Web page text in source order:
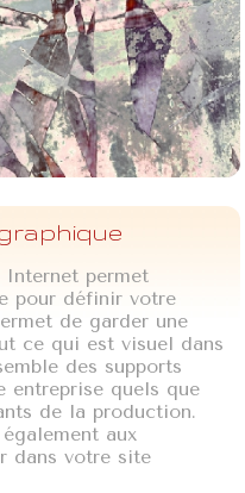
Internet permet
pour définir votre
de garder une
ce qui est visuel dans
des supports
entreprise quels que
de la production.
aux
dans votre site